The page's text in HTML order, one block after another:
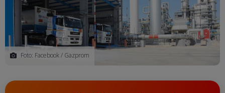
Foto: Facebook / Gazprom